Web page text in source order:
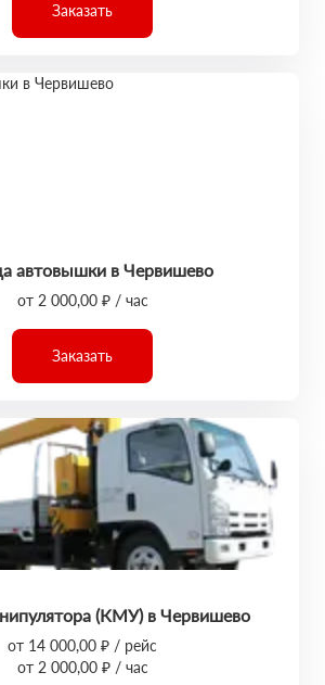
Заказать
автовышки в Червишево
от 2 000,00 ₽ / час
Заказать
(КМУ) в Червишево
от 14 000,00 ₽ / рейс
от 2 000,00 ₽ / час